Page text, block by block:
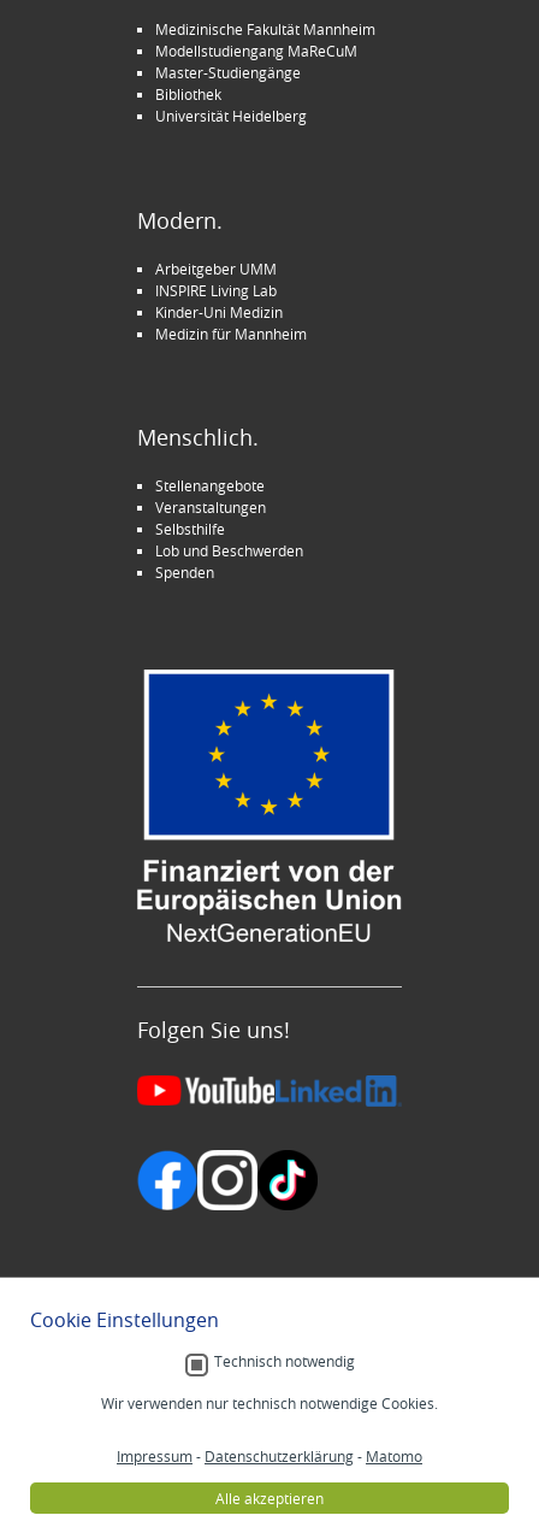
Medizinische Fakultät Mannheim
Modellstudiengang MaReCuM
Master-Studiengänge
Bibliothek
Universität Heidelberg
Modern.
Arbeitgeber UMM
INSPIRE Living Lab
Kinder-Uni Medizin
Medizin für Mannheim
Menschlich.
Stellenangebote
Veranstaltungen
Selbsthilfe
Lob und Beschwerden
Spenden
Folgen Sie uns!
Cookie Einstellungen
Technisch notwendig
Wir verwenden nur technisch notwendige Cookies.
Impressum- Datenschutzerklärung- Matomo
Alle akzeptieren